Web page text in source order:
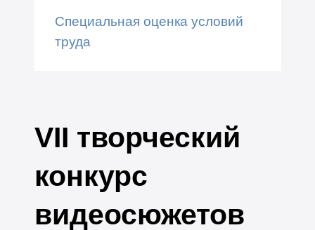
Специальная оценка условий
труда
VII творческий
конкурс
видеосюжетов